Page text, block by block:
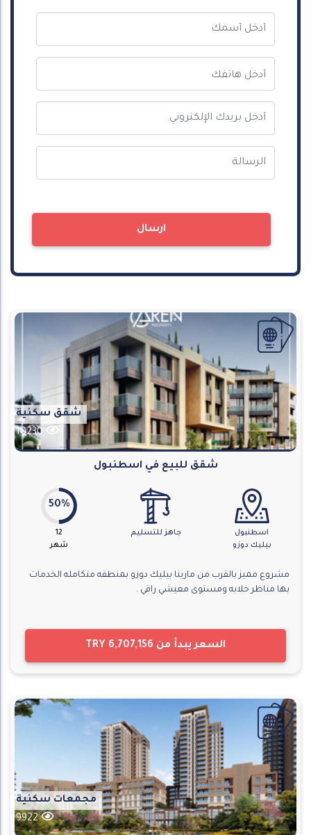
ارسال
شقق سكنية
شقق للبيع في اسطنبول
اسطنبول
بيليك دوزو
جاهز للتسليم
50%
12
شهر
مشروع مميز بالقرب من مارينا بيليك دوزو بمنطقه متكامله الخدمات
بها مناظر خلابه ومستوى معيشي راقي .
السعر يبدأ من TRY 6,707,156
مجمعات سكنية
9922